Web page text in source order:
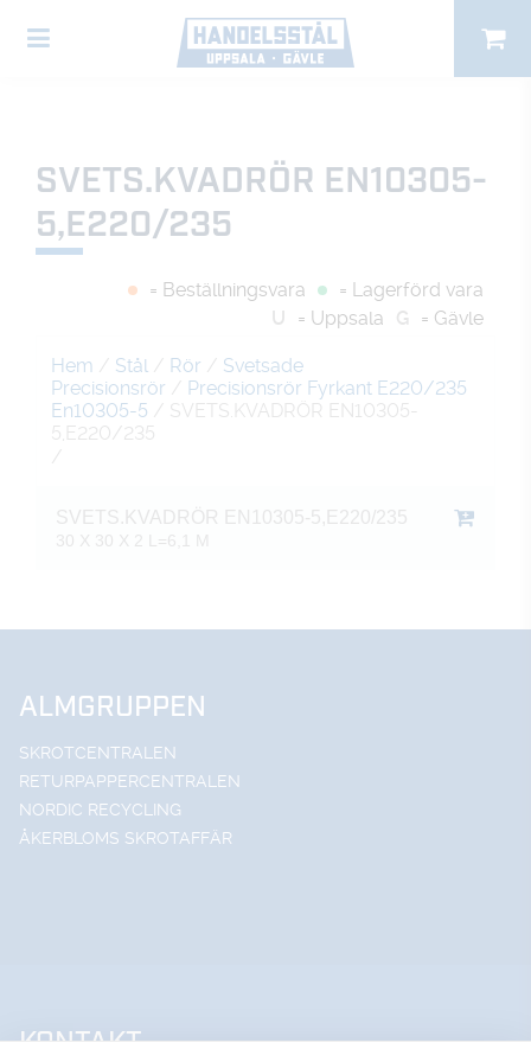
SVETS.KVADRÖR EN10305-
5,E220/235
= Beställningsvara
= Lagerförd vara
U
= Uppsala G = Gävle
Hem / Stål / Rör / Svetsade
Precisionsrör / Precisionsrör Fyrkant E220/235
En10305-5 / SVETS.KVADRÖR EN10305-
5,E220/235
/
SVETS.KVADRÖR EN10305-5,E220/235
30 X 30 X 2 L=6,1 M
ALMGRUPPEN
SKROTCENTRALEN
RETURPAPPERCENTRALEN
NORDIC RECYCLING
ÅKERBLOMS SKROTAFFÄR
KONTAKT